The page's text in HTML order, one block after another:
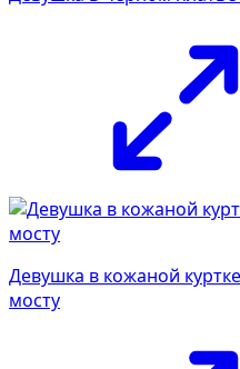
Девушка в кожаной
мосту